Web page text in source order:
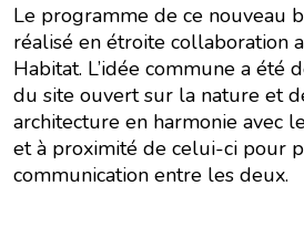
Le programme de ce nouveau
réalisé en étroite collaboration
Habitat. L’idée commune a été
du site ouvert sur la nature et
architecture en harmonie avec
et à proximité de celui-ci pour
communication entre les deux.